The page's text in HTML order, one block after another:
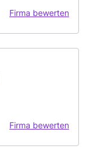
Firma bewerten
Firma bewerten